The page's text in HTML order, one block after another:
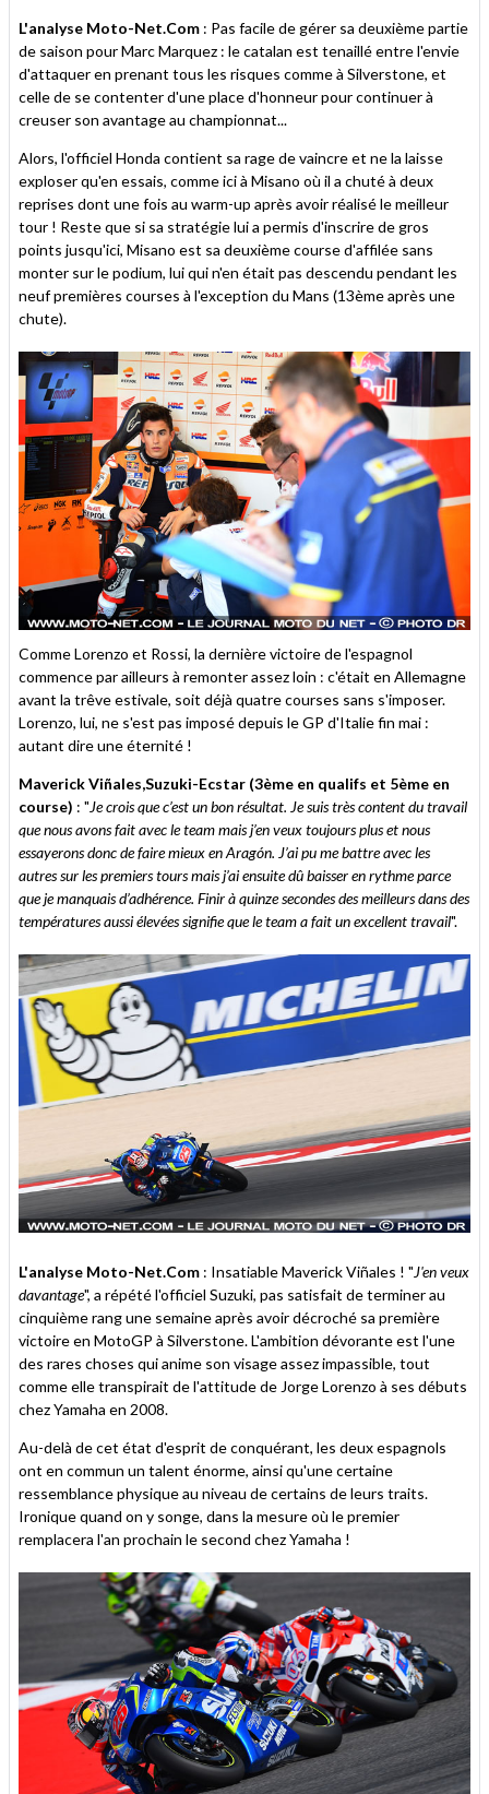
L'analyse Moto-Net.Com : Pas facile de gérer sa deuxième partie
de saison pour Marc Marquez : le catalan est tenaillé entre l'envie
d'attaquer en prenant tous les risques comme à Silverstone, et
celle de se contenter d'une place d'honneur pour continuer à
creuser son avantage au championnat...
Alors, l'officiel Honda contient sa rage de vaincre et ne la laisse
exploser qu'en essais, comme ici à Misano où il a chuté à deux
reprises dont une fois au warm-up après avoir réalisé le meilleur
tour ! Reste que si sa stratégie lui a permis d'inscrire de gros
points jusqu'ici, Misano est sa deuxième course d'affilée sans
monter sur le podium, lui qui n'en était pas descendu pendant les
neuf premières courses à l'exception du Mans (13ème après une
chute).
Comme Lorenzo et Rossi, la dernière victoire de l'espagnol
commence par ailleurs à remonter assez loin : c'était en Allemagne
avant la trêve estivale, soit déjà quatre courses sans s'imposer.
Lorenzo, lui, ne s'est pas imposé depuis le GP d'Italie fin mai :
autant dire une éternité !
Maverick Viñales,Suzuki-Ecstar (3ème en qualifs et 5ème en
course) : "Je crois que c’est un bon résultat. Je suis très content du travail
que nous avons fait avec le team mais j’en veux toujours plus et nous
essayerons donc de faire mieux en Aragón. J’ai pu me battre avec les
autres sur les premiers tours mais j’ai ensuite dû baisser en rythme parce
que je manquais d’adhérence. Finir à quinze secondes des meilleurs dans des
températures aussi élevées signifie que le team a fait un excellent travail".
L'analyse Moto-Net.Com : Insatiable Maverick Viñales ! "J'en veux
davantage", a répété l'officiel Suzuki, pas satisfait de terminer au
cinquième rang une semaine après avoir décroché sa première
victoire en MotoGP à Silverstone. L'ambition dévorante est l'une
des rares choses qui anime son visage assez impassible, tout
comme elle transpirait de l'attitude de Jorge Lorenzo à ses débuts
chez Yamaha en 2008.
Au-delà de cet état d'esprit de conquérant, les deux espagnols
ont en commun un talent énorme, ainsi qu'une certaine
ressemblance physique au niveau de certains de leurs traits.
Ironique quand on y songe, dans la mesure où le premier
remplacera l'an prochain le second chez Yamaha !